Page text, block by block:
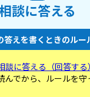
談に答える
答えを書くときのルー
談に答える（回答す
んでから、ルールを守